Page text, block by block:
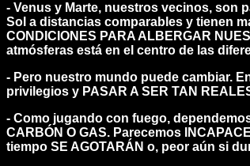
- Venus y Marte, nuestros vecinos, son
Sol a distancias comparables y tienen
CONDICIONES PARA ALBERGAR
atmósferas está en el centro de las
- Pero nuestro mundo puede cambiar.
privilegios y PASAR A SER TAN
- Como jugando con fuego,
CARBÓN O GAS. Parecemos
tiempo SE AGOTARÁN o, peor aún si